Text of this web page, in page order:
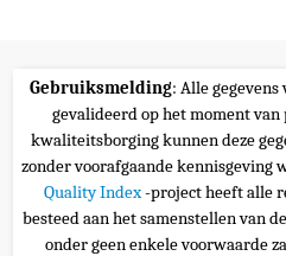
Gebruiksmelding: Alle
gevalideerd op het moment van
kwaliteitsborging kunnen deze
zonder voorafgaande kennisgeving
Quality Index-project heeft alle
besteed aan het samenstellen van
onder geen enkele voorwaarde